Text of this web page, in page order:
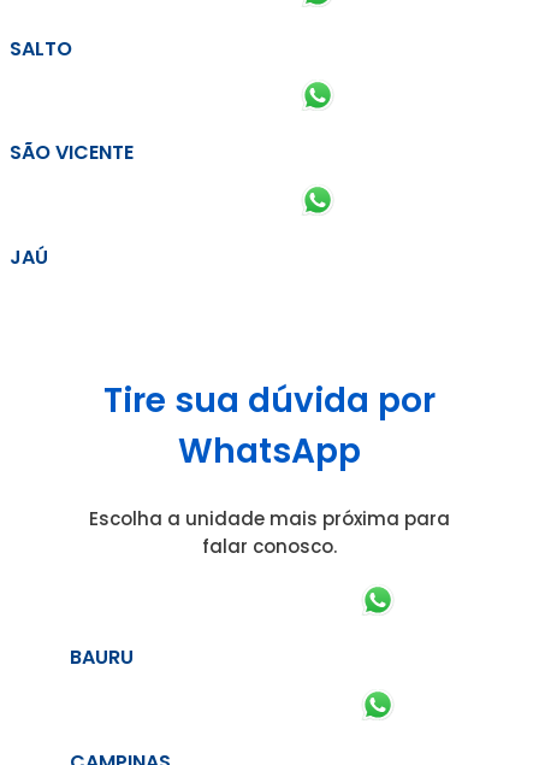
SALTO
SÃO VICENTE
JAÚ
Tire sua dúvida por
WhatsApp
Escolha a unidade mais próxima para
falar conosco.
BAURU